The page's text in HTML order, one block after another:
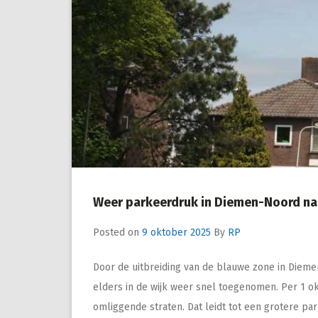
Weer parkeerdruk in Diemen-Noord
Posted on 9 oktober 2025 By RP
Door de uitbreiding van de blauwe zone in
elders in de wijk weer snel toegenomen. Per 1
omliggende straten. Dat leidt tot een grotere